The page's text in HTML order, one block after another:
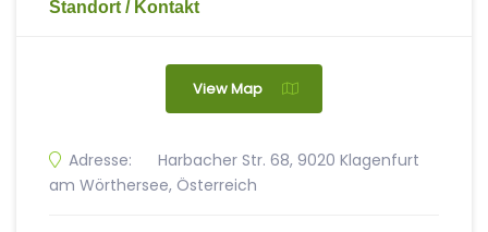
Standort / Kontakt
View Map
Adresse:
Harbacher Str. 68, 9020 Klagenfurt
am Wörthersee, Österreich